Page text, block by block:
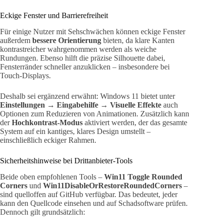
Eckige Fenster und Barrierefreiheit
Für einige Nutzer mit Sehschwächen können eckige Fenster
außerdem bessere Orientierung bieten, da klare Kanten
kontrastreicher wahrgenommen werden als weiche
Rundungen. Ebenso hilft die präzise Silhouette dabei,
Fensterränder schneller anzuklicken – insbesondere bei
Touch-Displays.
Deshalb sei ergänzend erwähnt: Windows 11 bietet unter
Einstellungen → Eingabehilfe → Visuelle Effekte auch
Optionen zum Reduzieren von Animationen. Zusätzlich kann
derHochkontrast-Modus aktiviert werden, der das gesamte
System auf ein kantiges, klares Design umstellt –
einschließlich eckiger Rahmen.
Sicherheitshinweise bei Drittanbieter-Tools
Beide oben empfohlenen Tools – Win11 Toggle Rounded
Corners und Win11DisableOrRestoreRoundedCorners –
sind quelloffen auf GitHub verfügbar. Das bedeutet, jeder
kann den Quellcode einsehen und auf Schadsoftware prüfen.
Dennoch gilt grundsätzlich: